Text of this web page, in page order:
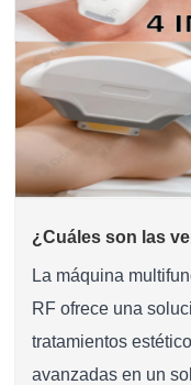
¿Cuáles son las
La máquina
RF ofrece una
tratamientos
avanzadas en un